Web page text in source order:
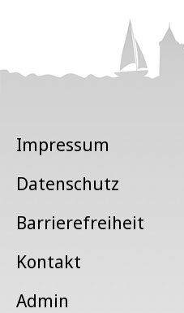
Impressum
Datenschutz
Barrierefreiheit
Kontakt
Admin